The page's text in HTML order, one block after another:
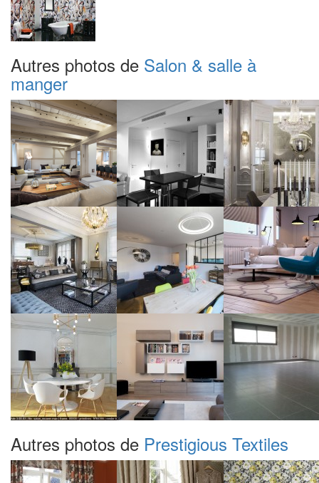
Autres photos de Salon & salle à
manger
Autres photos de Prestigious Textiles